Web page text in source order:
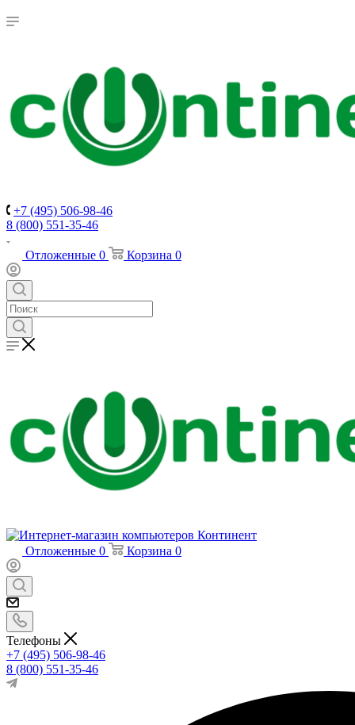
+7 (495) 506-98-46
8 (800) 551-35-46
Отложенные 0 Корзина 0
Отложенные 0 Корзина 0
Телефоны
+7 (495) 506-98-46
8 (800) 551-35-46